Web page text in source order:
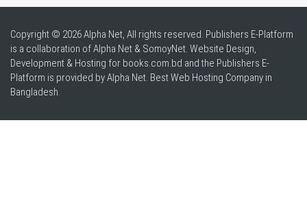
Copyright © 2026 Alpha Net, All rights reserved. Publishers E-Platform
is a collaboration of Alpha Net & SomoyNet. Website Design,
Development & Hosting for books.com.bd and the Publishers E-
Platform is provided by Alpha Net. BestWeb Hosting Company in
Bangladesh.